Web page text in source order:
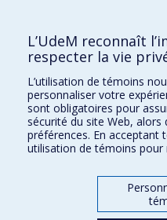
Comment soutenir l'École?
BESOIN D'AIDE?
Plan du site
Signaler une erreur
Accessibilité
FACULTÉ DES ARTS ET DES
Nos départements et écoles
L’UdeM reconnaît
respecter la vie
L’utilisation de témoins
personnaliser votre
sont obligatoires pour
sécurité du site Web, alors
préférences. En
utilisation de témoins pour